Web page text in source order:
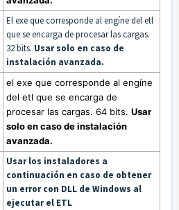
El exe que corresponde al engíne del etl
que se encarga de procesar las cargas.
32 bits. Usar solo en caso de
instalación avanzada.
el exe que corresponde al engíne
del etl que se encarga de
procesar las cargas. 64 bits. Usar
solo en caso de instalación
avanzada.
Usar los instaladores a
continuación en caso de obtener
un error con DLL de Windows al
ejecutar el ETL